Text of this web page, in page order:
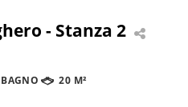
- Stanza 2
20 M²